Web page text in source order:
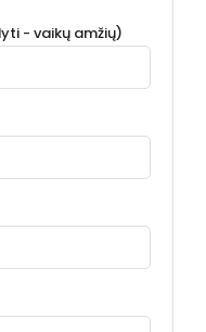
- vaikų amžių)